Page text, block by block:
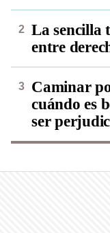
La sencilla
entre
Caminar
cuándo es
ser